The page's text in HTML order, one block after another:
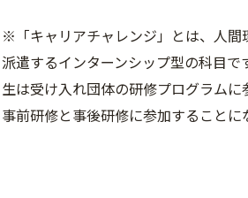
※「キャリアチャレンジ」とは、人
派遣するインターンシップ型の科目
生は受け入れ団体の研修プログラム
事前研修と事後研修に参加することに